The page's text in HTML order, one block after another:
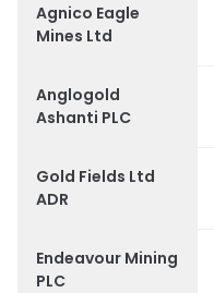
Agnico Eagle
Mines Ltd
Anglogold
Ashanti PLC
Gold Fields Ltd
ADR
Endeavour Mining
PLC